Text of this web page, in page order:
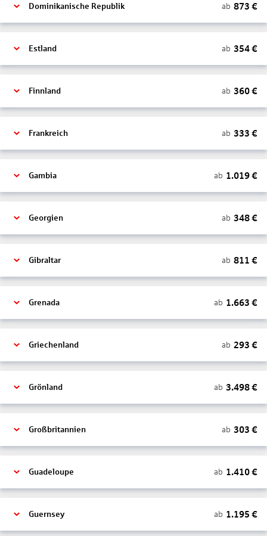
Dominikanische Republik ab 873 €
Estland ab 354€
Finnland ab 360€
Frankreich ab 333 €
Gambia ab 1.019€
Georgien ab 348€
Gibraltar ab 811 €
Grenada ab 1.663 €
Griechenland ab 293 €
Grönland ab 3.498€
Großbritannien ab 303 €
Guadeloupe ab 1.410€
Guernsey ab 1.195 €